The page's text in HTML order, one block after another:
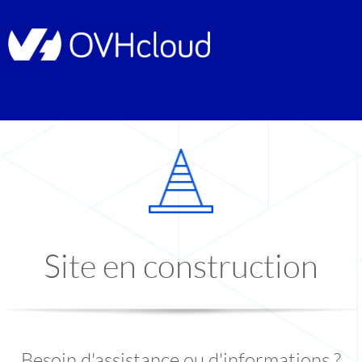
Site en construction